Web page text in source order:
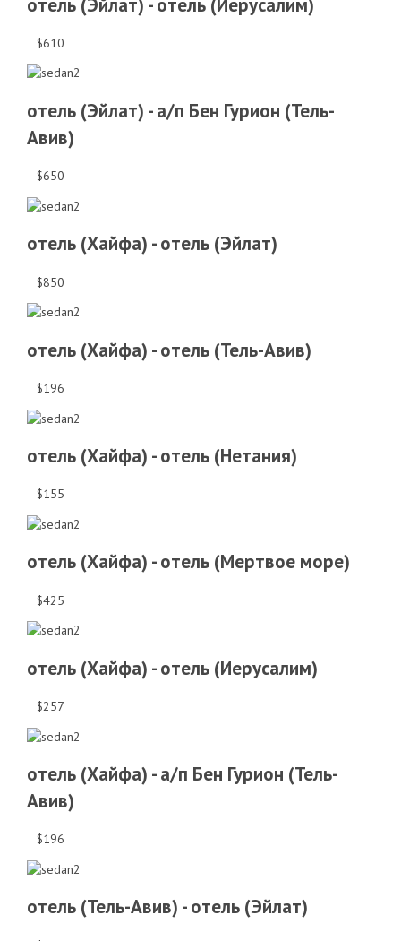
$610
отель (Эйлат) - а/п Бен Гурион (Тель-
Авив)
$650
отель (Хайфа) - отель (Эйлат)
$850
отель (Хайфа) - отель (Тель-Авив)
$196
отель (Хайфа) - отель (Нетания)
$155
отель (Хайфа) - отель (Мертвое море)
$425
отель (Хайфа) - отель (Иерусалим)
$257
отель (Хайфа) - а/п Бен Гурион (Тель-
Авив)
$196
отель (Тель-Авив) - отель (Эйлат)